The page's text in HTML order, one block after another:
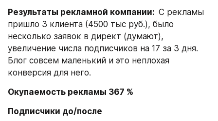
Результаты рекламной компании: С рекламы
пришло 3 клиента (4500 тыс руб.), было
несколько заявок в директ (думают),
увеличение числа подписчиков на 17 за 3 дня.
Блог совсем маленький и это неплохая
конверсия для него.
Окупаемость рекламы 367 %
Подписчики до/после